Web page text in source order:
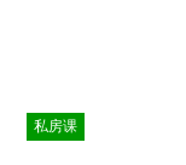
私房课